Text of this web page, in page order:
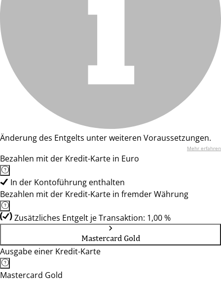
Änderung des Entgelts unter weiteren Voraussetzungen.
Mehr erfahren
Bezahlen mit der Kredit-Karte in Euro
In der Kontoführung enthalten
Bezahlen mit der Kredit-Karte in fremder Währung
Zusätzliches Entgelt je Transaktion: 1,00 %
Mastercard Gold
Ausgabe einer Kredit-Karte
Mastercard Gold